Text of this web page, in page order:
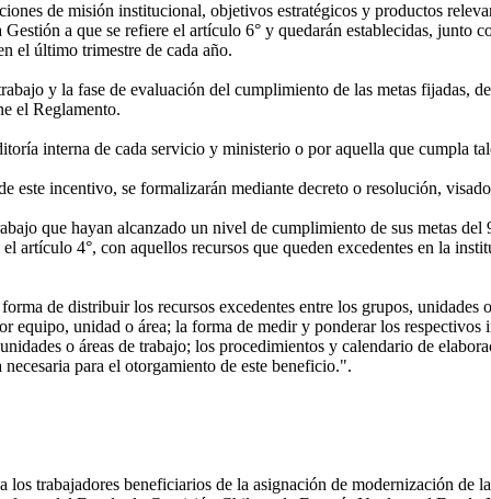
de misión institucional, objetivos estratégicos y productos
a que se refiere el artículo 6° y quedarán establecidas, junto
el último trimestre de cada año.
y la fase de evaluación del cumplimiento de las metas fijadas,
el Reglamento.
interna de cada servicio y ministerio o por aquella que cumpla
incentivo, se formalizarán mediante decreto o resolución,
que hayan alcanzado un nivel de cumplimiento de sus metas del
artículo 4°, con aquellos recursos que queden excedentes en la
de distribuir los recursos excedentes entre los grupos, unidades
equipo, unidad o área; la forma de medir y ponderar los
o áreas de trabajo; los procedimientos y calendario de
para el otorgamiento de este beneficio.".
beneficiarios de la asignación de modernización de